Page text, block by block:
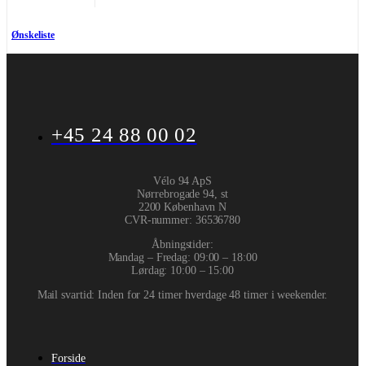
Ønskeliste
+45 24 88 00 02
Vélo 94 ApS
Nørrebrogade 94, st
2200 København N
CVR-nummer: 36536780
Åbningstider:
Mandag – Fredag: 09:00 – 18:00
Lørdag: 10:00 – 15:00
Mail svartid: Inden for 24 timer hverdage 48 timer i weekender.
Forside